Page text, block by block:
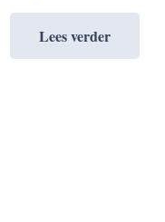
Lees verder